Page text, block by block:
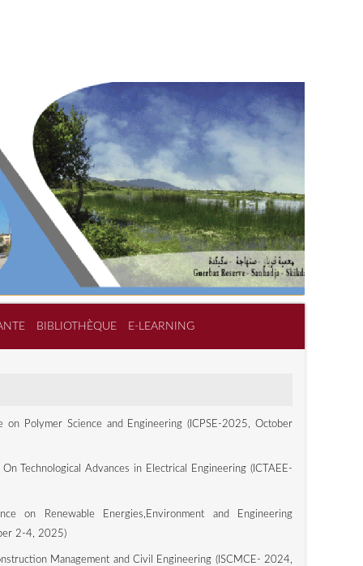
BIBLIOTHÈQUE E-LEARNING
Polymer Science and Engineering (ICPSE-2025, October
Technological Advances in Electrical Engineering (ICTAEE-
on Renewable Energies,Environment and Engineering
2-4, 2025)
Management and Civil Engineering (ISCMCE- 2024,